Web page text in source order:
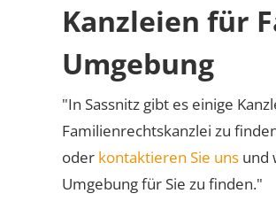
Kanzleien für
Umgebung
"In Sassnitz gibt es einige
Familienrechtskanzlei zu
oder kontaktieren Sie uns und
Umgebung für Sie zu finden."